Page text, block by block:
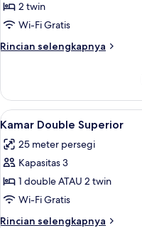
Kamar
Twin
Standar
2 twin
Wi-Fi Gratis
Rincian selengkapnya
Rincian
Kamar
Twin
Standar
Lihat
semua
foto
untuk
Kamar
Double
Superior
7
Kamar Double Superior
25 meter persegi
Kapasitas 3
1 double ATAU 2 twin
Wi-Fi Gratis
Rincian selengkapnya
Rincian